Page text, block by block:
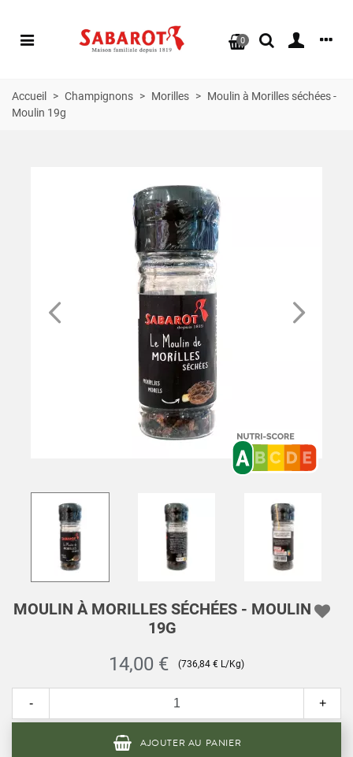
0
Accueil > Champignons > Morilles > Moulin à Morilles séchées -
Moulin 19g
MOULIN À MORILLES SÉCHÉES - MOULIN
19G
14,00 € (736,84 € L/Kg)
- +
AJOUTER AU PANIER